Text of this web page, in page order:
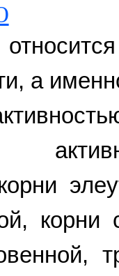
а
корни